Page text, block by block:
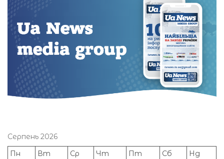
Серпень 2026
Пн
Вт Ср Чт Пт Сб
Нд